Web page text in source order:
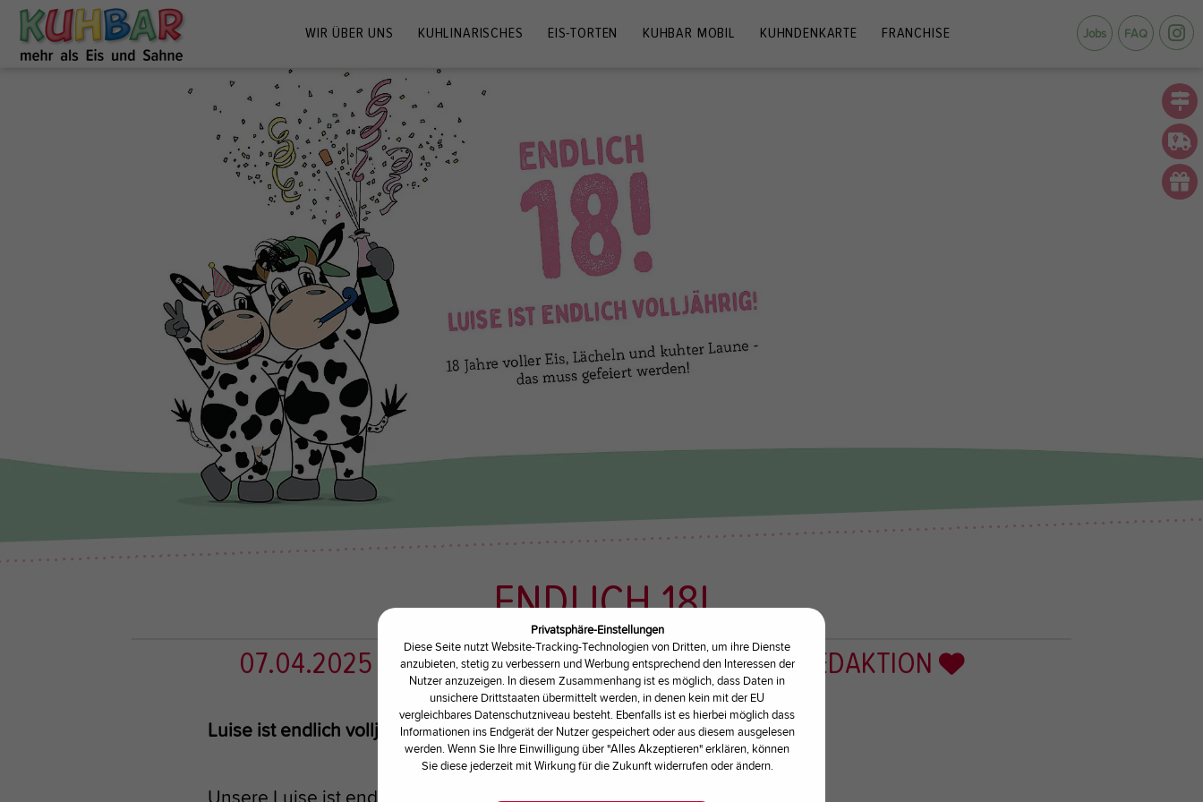
Privatsphäre-Einstellungen
Diese Seite nutzt Website-Tracking-Technologien von Dritten, um ihre Dienste
anzubieten, stetig zu verbessern und Werbung entsprechend den Interessen der
Nutzer anzuzeigen. In diesem Zusammenhang ist es möglich, dass Daten in
unsichere Drittstaaten übermittelt werden, in denen kein mit der EU
vergleichbares Datenschutzniveau besteht. Ebenfalls ist es hierbei möglich dass
Informationen ins Endgerät der Nutzer gespeichert oder aus diesem ausgelesen
werden. Wenn Sie Ihre Einwilligung über "Alles Akzeptieren" erklären, können
Sie diese jederzeit mit Wirkung für die Zukunft widerrufen oder ändern.
WIR ÜBER UNS KUHLINARISCHES EIS-TORTEN KUHBAR MOBIL KUHNDENKARTE FRANCHISE Jobs FAQ
ENDLICH 18!
07.04.2025 | NEWS| GESCHRIEBEN VONKUHBAR REDAKTION
Luise ist endlich volljährig!
Unsere Luise ist endlich volljährig!